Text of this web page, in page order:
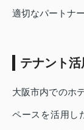
適切なパートナ
テナント
大阪市内でのホ
ペースを活用し